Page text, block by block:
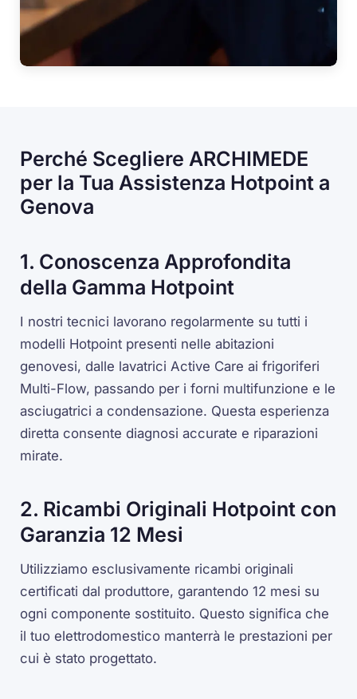
Perché Scegliere ARCHIMEDE
per la Tua Assistenza Hotpoint a
Genova
1. Conoscenza Approfondita
della Gamma Hotpoint
I nostri tecnici lavorano regolarmente su tutti i
modelli Hotpoint presenti nelle abitazioni
genovesi, dalle lavatrici Active Care ai frigoriferi
Multi-Flow, passando per i forni multifunzione e le
asciugatrici a condensazione. Questa esperienza
diretta consente diagnosi accurate e riparazioni
mirate.
2. Ricambi Originali Hotpoint con
Garanzia 12 Mesi
Utilizziamo esclusivamente ricambi originali
certificati dal produttore, garantendo 12 mesi su
ogni componente sostituito. Questo significa che
il tuo elettrodomestico manterrà le prestazioni per
cui è stato progettato.